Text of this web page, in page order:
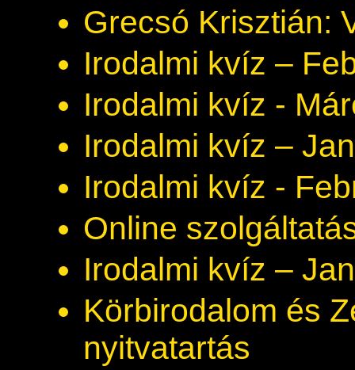
Grecsó Krisztián:
Irodalmi kvíz –
Irodalmi kvíz -
Irodalmi kvíz –
Irodalmi kvíz -
Online
Irodalmi kvíz –
Körbirodalom és
nyitvatartás